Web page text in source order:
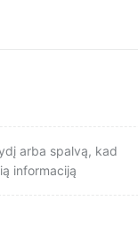
arba spalvą, kad
informaciją